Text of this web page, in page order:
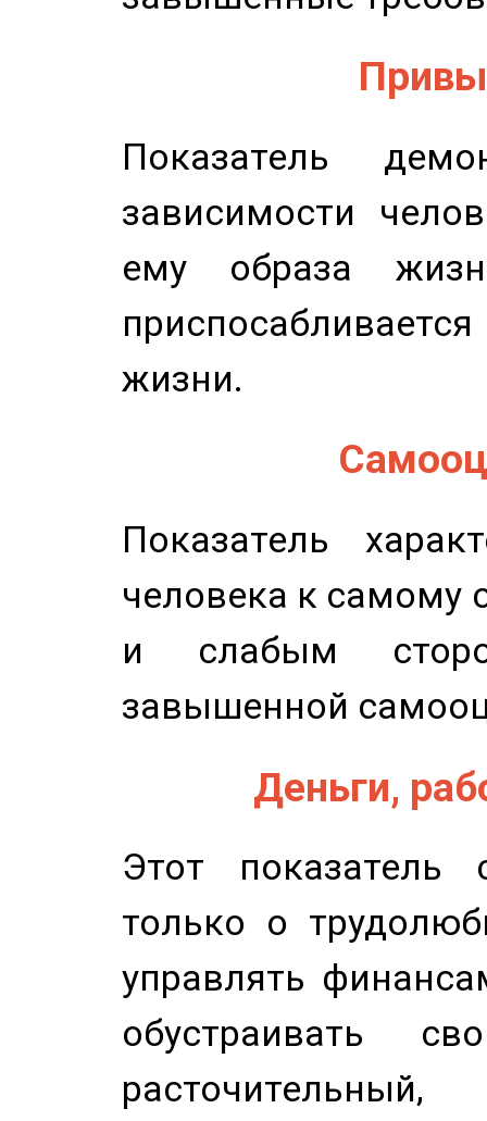
Показатель
зависимости
ему образа
жизни.
Показатель
человека к самому
и слабым
завышенной
Деньги,
Этот показатель
только о
управлять
обустраивать